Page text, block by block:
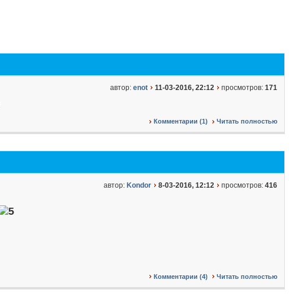
автор: enot 11-03-2016, 22:12 просмотров: 171
Комментарии (1) Читать полностью
автор: Kondor 8-03-2016, 12:12 просмотров: 416
Комментарии (4) Читать полностью